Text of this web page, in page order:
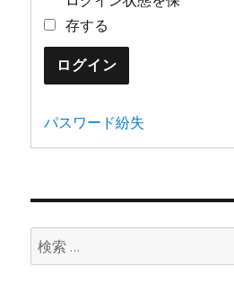
存する
ログイン
パスワード紛失
検
索: